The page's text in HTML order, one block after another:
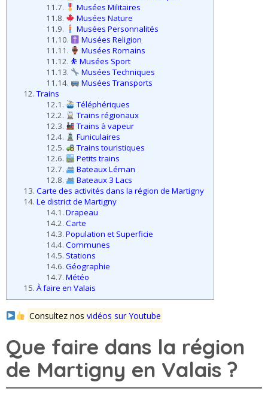
11.7.
Musées Militaires
11.8.
Musées Nature
11.9.
Musées Personnalités
11.10.
Musées Religion
11.11.
Musées Romains
11.12. ⛹️ Musées Sport
11.13.
Musées Techniques
11.14.
Musées Transports
12.Trains
12.1.
Téléphériques
12.2.
Trains régionaux
12.3.
Trains à vapeur
12.4.
Funiculaires
12.5.
Trains touristiques
12.6.
Petits trains
12.7.
Bateaux Léman
12.8.
Bateaux 3 Lacs
13. Carte des activités dans la région de Martigny
14. Le district de Martigny
14.1. Drapeau
14.2. Carte
14.3. Population et Superficie
14.4. Communes
14.5. Stations
14.6. Géographie
14.7. Météo
15. À faire en Valais
Consultez nos vidéos sur Youtube
Que faire dans la région
de Martigny en Valais ?